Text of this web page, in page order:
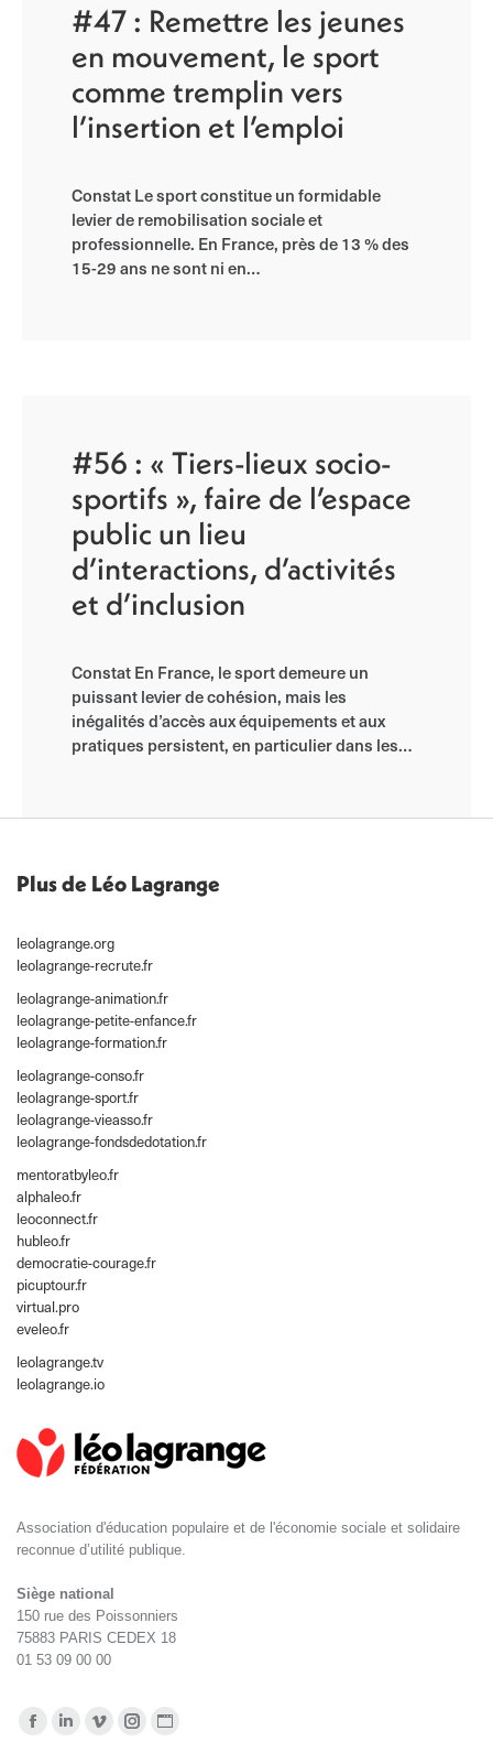
#47 : Remettre les jeunes
en mouvement, le sport
comme tremplin vers
l’insertion et l’emploi
Constat Le sport constitue un formidable
levier de remobilisation sociale et
professionnelle. En France, près de 13 % des
15-29 ans ne sont ni en…
#56 : « Tiers-lieux socio-
sportifs », faire de l’espace
public un lieu
d’interactions, d’activités
et d’inclusion
Constat En France, le sport demeure un
puissant levier de cohésion, mais les
inégalités d’accès aux équipements et aux
pratiques persistent, en particulier dans les…
Plus de Léo Lagrange
leolagrange.org
leolagrange-recrute.fr
leolagrange-animation.fr
leolagrange-petite-enfance.fr
leolagrange-formation.fr
leolagrange-conso.fr
leolagrange-sport.fr
leolagrange-vieasso.fr
leolagrange-fondsdedotation.fr
mentoratbyleo.fr
alphaleo.fr
leoconnect.fr
hubleo.fr
democratie-courage.fr
picuptour.fr
virtual.pro
eveleo.fr
leolagrange.tv
leolagrange.io
Association d'éducation populaire et de l'économie sociale et solidaire
reconnue d’utilité publique.
Siège national
150 rue des Poissonniers
75883 PARIS CEDEX 18
01 53 09 00 00
Retrouvez-nous sur :
La La La La